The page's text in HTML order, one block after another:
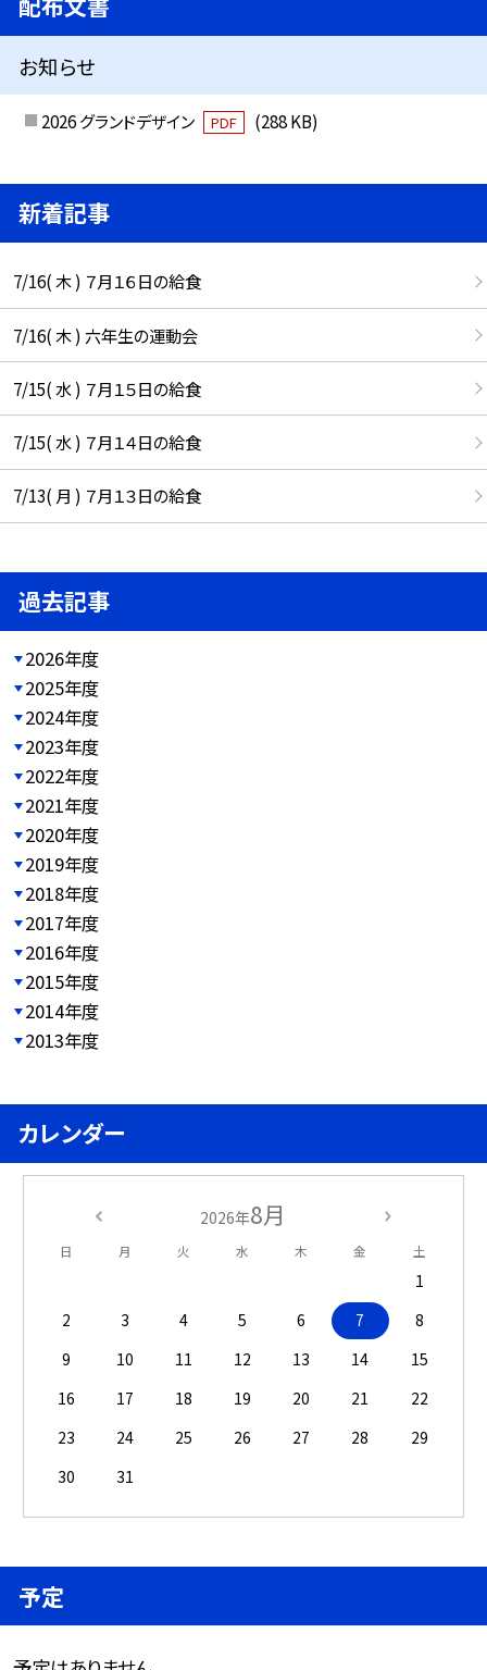
お知らせ
2026 グランドデザイン PDF (288 KB)
新着記事
7/16( 木 ) ７月１６日の給食
7/16( 木 ) 六年生の運動会
7/15( 水 ) ７月１５日の給食
7/15( 水 ) ７月１４日の給食
7/13( 月 ) ７月１３日の給食
過去記事
2026年度
2025年度
2024年度
2023年度
2022年度
2021年度
2020年度
2019年度
2018年度
2017年度
2016年度
2015年度
2014年度
2013年度
カレンダー
2026年8月
日 月 火 水 木 金 土
1
2
3 4 5 6 7
8
9
10 11 12 13 14
15
16
17 18 19 20 21
22
23
24 25 26 27 28
29
30
31
予定